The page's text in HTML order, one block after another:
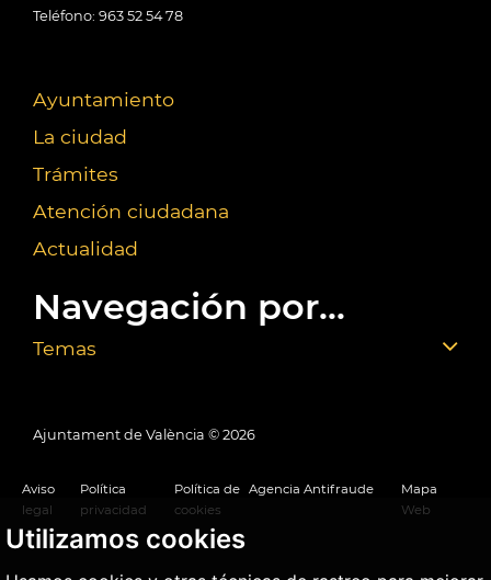
Utilizamos cookies
Teléfono: 963 52 54 78
Ayuntamiento
La ciudad
Trámites
Atención ciudadana
Actualidad
Navegación por...
Temas
Ajuntament de València © 2026
Aviso
legal
Política
privacidad
Política de
cookies
Agencia Antifraude
Mapa
Web